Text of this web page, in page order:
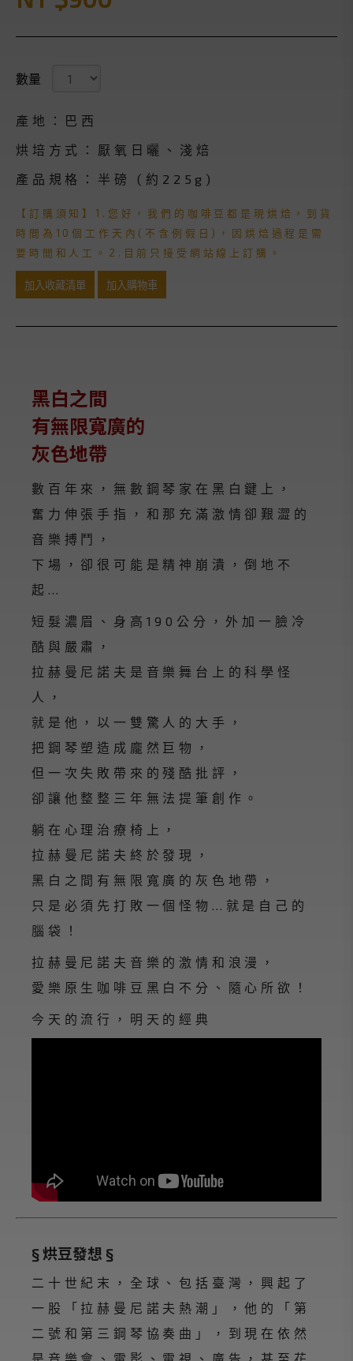
數量
產地：巴西
烘培方式：厭氧日曬、淺焙
產品規格：半磅 (約225g)
【訂購須知】1.您好，我們的咖啡豆都是現烘焙，到貨
時間為10個工作天內(不含例假日)，因烘焙過程是需
要時間和人工。2.目前只接受網站線上訂購。
加入收藏清單 加入購物車
黑白之間
有無限寬廣的
灰色地帶
數百年來，無數鋼琴家在黑白鍵上，
奮力伸張手指，和那充滿激情卻艱澀的
音樂搏鬥，
下場，卻很可能是精神崩潰，倒地不
起…
短髮濃眉、身高190公分，外加一臉冷
酷與嚴肅，
拉赫曼尼諾夫是音樂舞台上的科學怪
人，
就是他，以一雙驚人的大手，
把鋼琴塑造成龐然巨物，
但一次失敗帶來的殘酷批評，
卻讓他整整三年無法提筆創作。
躺在心理治療椅上，
拉赫曼尼諾夫終於發現，
黑白之間有無限寬廣的灰色地帶，
只是必須先打敗一個怪物…就是自己的
腦袋！
拉赫曼尼諾夫音樂的激情和浪漫，
愛樂原生咖啡豆黑白不分、隨心所欲！
今天的流行，明天的經典
§ 烘豆發想 §
二十世紀末，全球、包括臺灣，興起了
一股「拉赫曼尼諾夫熱潮」，他的「第
二號和第三鋼琴協奏曲」，到現在依然